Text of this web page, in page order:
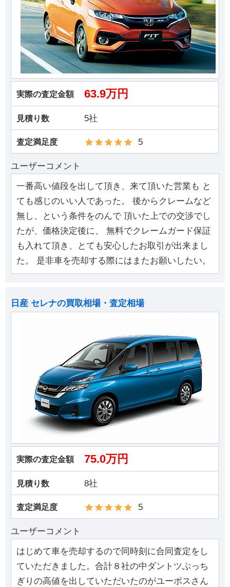
実際の査定金額 63.9万円
見積り数 5社
査定満足度 5
ユーザーコメント
一番高い値段を出して頂き、来て頂いた営業も と
ても感じのいい人であった。 後からクレームなど
無し、という条件をのんで 頂いた上での交渉でし
たが、価格決定後に、 無料でクレームガード保証
も入れて頂き、とても安心したお取引が出来まし
た。 是非車を売却する際にはまたお願いしたい。
日産 セレナの買取相場・査定相場
実際の査定金額 75.0万円
見積り数 8社
査定満足度 5
ユーザーコメント
はじめて車を売却するので同時刻に合同査定をし
ていただきました。合計８社の中ダントツぶっち
ぎりの高値を出していただいたのがユーポスさん